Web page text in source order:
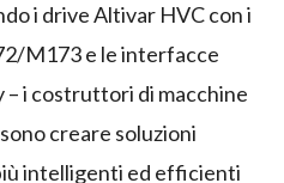
i drive Altivar HVC con i
M173 e le interfacce
i costruttori di macchine
creare soluzioni
intelligenti ed efficienti